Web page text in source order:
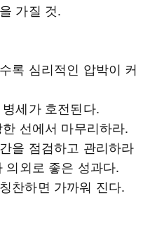
가질 것.
록 심리적인 압박이 커
세가 호전된다.
선에서 마무리하라.
을 점검하고 관리하라
의외로 좋은 성과다.
찬하면 가까워 진다.